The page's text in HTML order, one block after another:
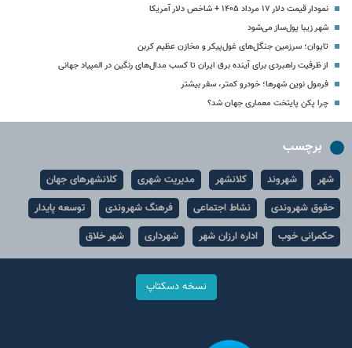
نمودار قیمت دلار ۱۷ مرداد ۱۴۰۵ + شاخص دلار آمریکا
شهر زیبا پول‌ساز می‌شود
تایوان؛ سرزمین جنگل‌های غول‌پیکر و مخازن عظیم کربن
از ظرفیت راهبردی برای آینده برق ایران تا کسب مدال‌های رنگین در المپیاد جهانی
فرمول نوین شهرها؛ خودرو کمتر، سفر بیشتر
چرا پکن پایتخت معماری جهان شد؟
برچسب
شهر شهروند کلانشهر مدیریت شهری
کلانشهرهای جهان
حقوق شهروندی
نشاط اجتماعی فرهنگ شهروندی
توسعه پایدار
حکمرانی خوب
اداره ارزان شهر شهرداری شهر خلاق
نسخه دسکتاپ